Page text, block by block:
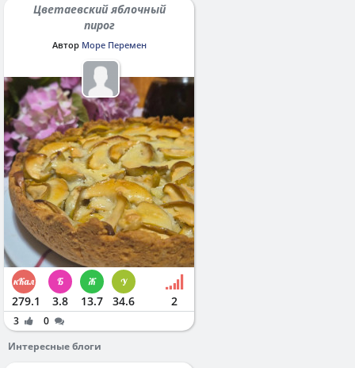
Цветаевский яблочный
пирог
Автор Море Перемен
279.1 3.8 13.7 34.6 2
3
0
Интересные блоги